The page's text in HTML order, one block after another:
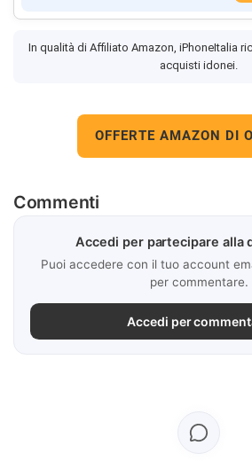
In qualità di Affiliato Amazon, iPhoneItalia
acquisti idonei.
OFFERTE AMAZON DI
Commenti
Accedi per partecipare alla
Puoi accedere con il tuo account
per commentare.
Accedi per